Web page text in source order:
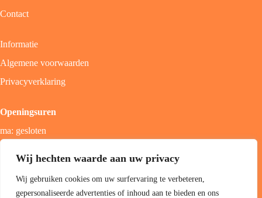
Wij hechten waarde aan uw privacy
Wij gebruiken cookies om uw surfervaring te verbeteren,
gepersonaliseerde advertenties of inhoud aan te bieden en ons
Contact
Informatie
Algemene voorwaarden
Privacyverklaring
Openingsuren
ma: gesloten
zon; gesloten